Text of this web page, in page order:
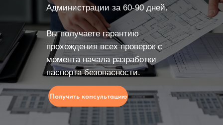
Получить консультацию
Администрации за 60-90 дней.
Вы получаете гарантию
прохождения всех проверок с
момента начала разработки
паспорта безопасности.